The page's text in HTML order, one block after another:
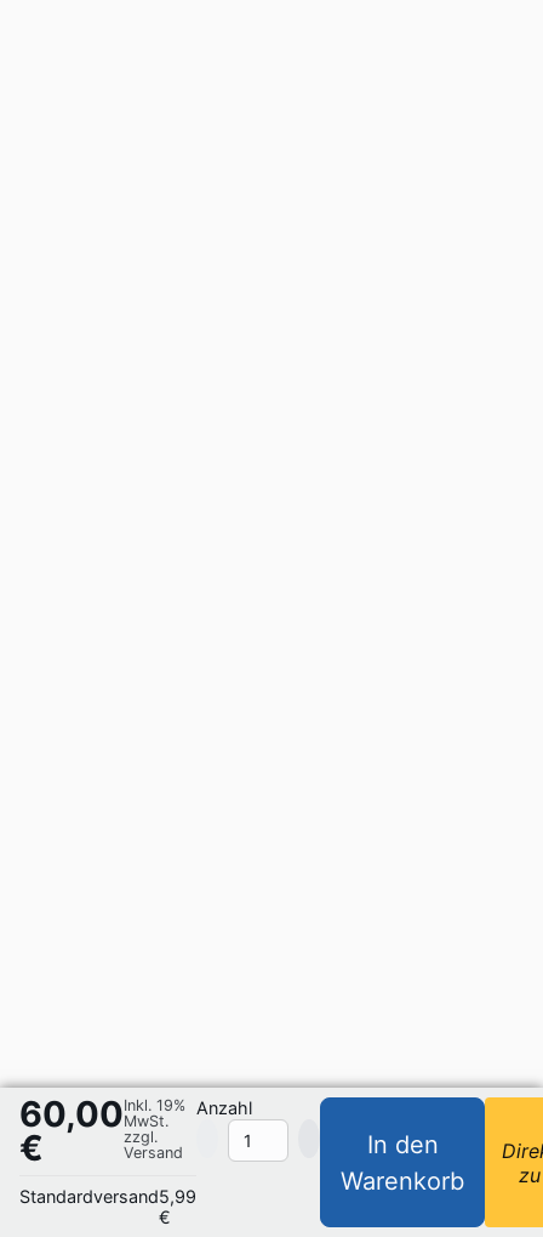
60,00
€
Inkl. 19%
MwSt.
zzgl.
Versand
Standardversand5,99
€
Anzahl
In den
Warenkorb
zu